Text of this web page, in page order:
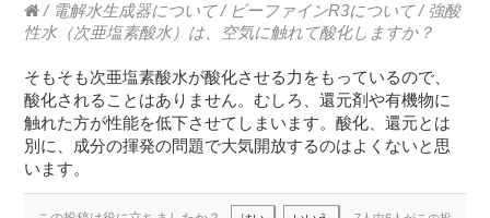
/ 電解水生成器について / ビーファインR3について / 強酸
性水（次亜塩素酸水）は、空気に触れて酸化しますか？
そもそも次亜塩素酸水が酸化させる力をもっているので、
酸化されることはありません。むしろ、還元剤や有機物に
触れた方が性能を低下させてしまいます。酸化、還元とは
別に、成分の揮発の問題で大気開放するのはよくないと思
います。